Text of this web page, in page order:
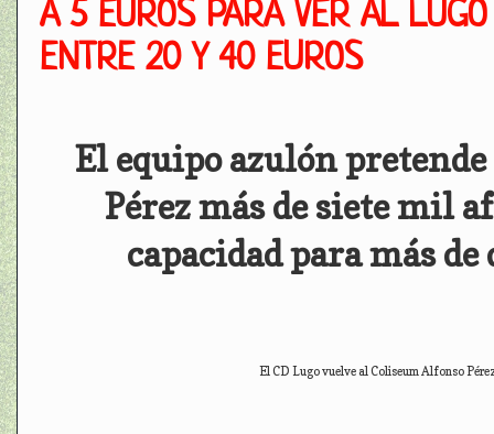
A 5 EUROS PARA VER AL
ENTRE 20 Y 40 EUROS
El equipo azulón
Pérez más de siete mil
capacidad para más
El CD Lugo vuelve al Coliseum Alfonso